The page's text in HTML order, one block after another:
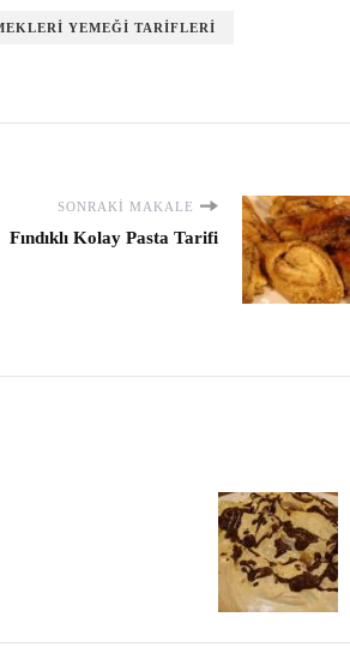
YEMEĞI TARIFLERI
SONRAKI MAKALE
Fındıklı Kolay Pasta Tarifi